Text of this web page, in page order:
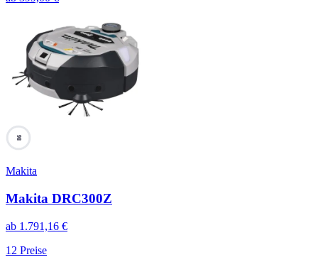
98
Makita
Makita DRC300Z
ab 1.791,16 €
12 Preise